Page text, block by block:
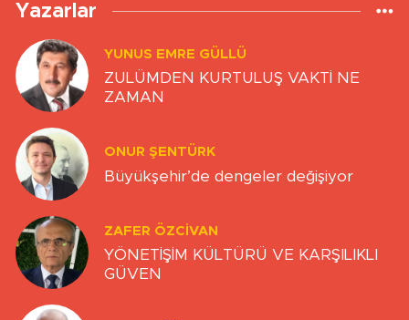
Yazarlar
YUNUS EMRE GÜLLÜ
ZULÜMDEN KURTULUŞ VAKTİ NE
ZAMAN
ONUR ŞENTÜRK
Büyükşehir’de dengeler değişiyor
ZAFER ÖZCIVAN
YÖNETİŞİM KÜLTÜRÜ VE KARŞILIKLI
GÜVEN